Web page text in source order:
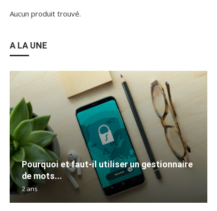
Aucun produit trouvé.
A LA UNE
Pourquoi et faut-il utiliser un gestionnaire
de mots...
2 ans